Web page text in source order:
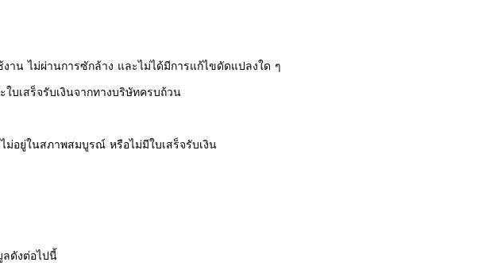
น ไม่ผ่านการซักล้าง และไม่ได้มีการแก้ไขดัดแปลงใด ๆ
บเสร็จรับเงินจากทางบริษัทครบถ้วน
อยู่ในสภาพสมบูรณ์ หรือไม่มีใบเสร็จรับเงิน
ลดังต่อไปนี้